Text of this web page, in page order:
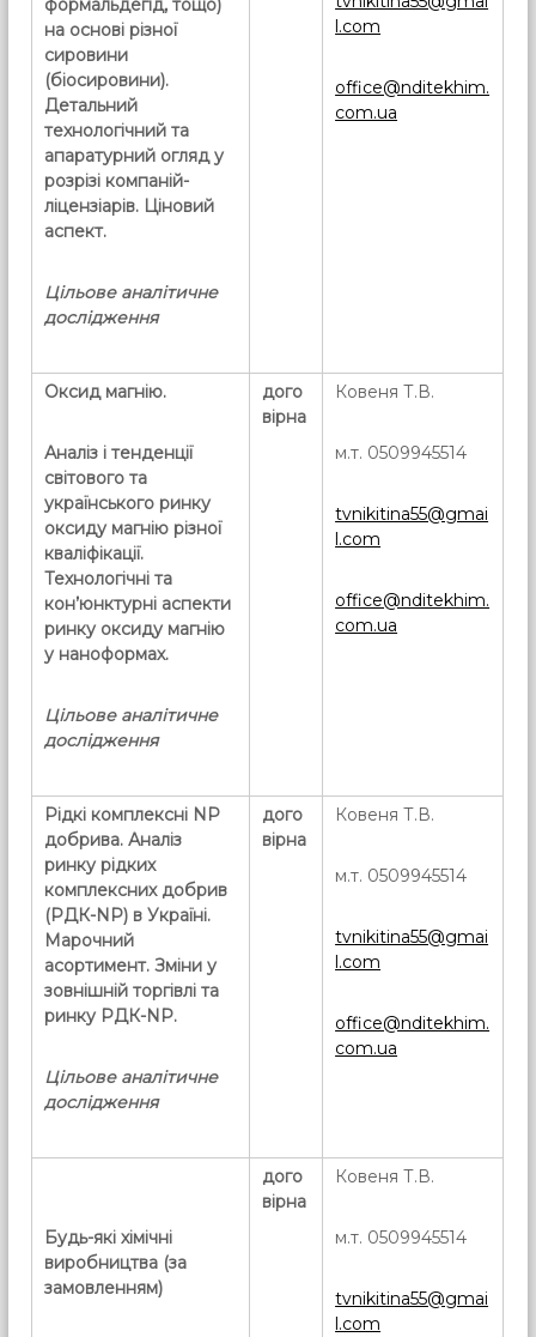
формальдегід, тощо)
на основі різної
сировини
(біосировини).
Детальний
технологічний та
апаратурний огляд у
розрізі компаній-
ліцензіарів. Ціновий
аспект.
Цільове аналітичне
дослідження
l.com
office@nditekhim.
com.ua
Оксид магнію.
Аналіз і тенденції
світового та
українського ринку
оксиду магнію різної
кваліфікації.
Технологічні та
кон’юнктурні аспекти
ринку оксиду магнію
у наноформах.
Цільове аналітичне
дослідження
дого
вірна
Ковеня Т.В.
м.т. 0509945514
tvnikitina55@gmai
l.com
office@nditekhim.
com.ua
Рідкі комплексні NP
добрива. Аналіз
ринку рідких
комплексних добрив
(РДК-NP) в Україні.
Марочний
асортимент. Зміни у
зовнішній торгівлі та
ринку РДК-NP.
Цільове аналітичне
дослідження
дого
вірна
Ковеня Т.В.
м.т. 0509945514
tvnikitina55@gmai
l.com
office@nditekhim.
com.ua
Будь-які хімічні
виробництва (за
замовленням)
дого
вірна
Ковеня Т.В.
м.т. 0509945514
tvnikitina55@gmai
l.com